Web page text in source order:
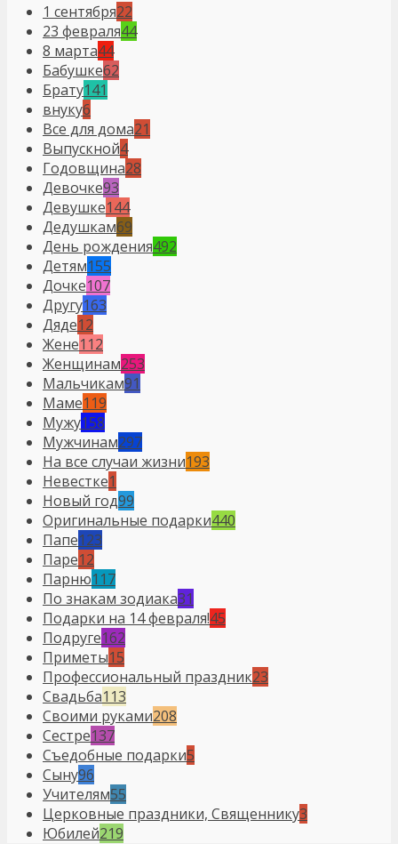
1 сентября22
23 февраля44
8 марта44
Бабушке62
Брату141
внуку6
Все для дома21
Выпускной4
Годовщина28
Девочке93
Девушке144
Дедушкам69
День рождения492
Детям155
Дочке107
Другу163
Дяде12
Жене112
Женщинам253
Мальчикам91
Маме119
Мужу158
Мужчинам297
На все случаи жизни193
Невестке1
Новый год99
Оригинальные подарки440
Папе123
Паре12
Парню117
По знакам зодиака31
Подарки на 14 февраля!45
Подруге162
Приметы15
Профессиональный праздник23
Свадьба113
Своими руками208
Сестре137
Съедобные подарки5
Сыну96
Учителям55
Церковные праздники, Священнику3
Юбилей219